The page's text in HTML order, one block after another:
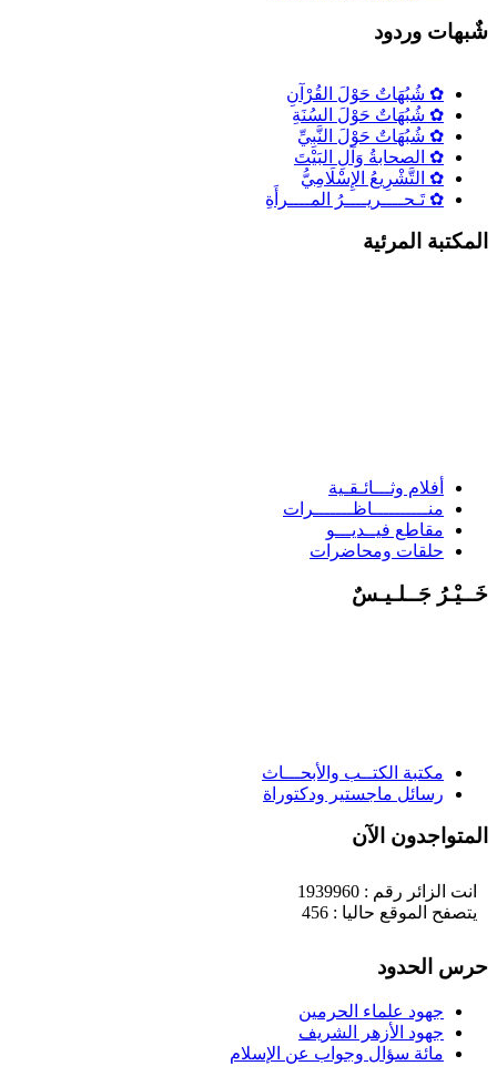
وردود
✿ شُبُهَاتٌ حَوْلَ القُرْآنِ
✿ شُبُهَاتٌ حَوْلَ السُنَةِ
✿ شُبُهَاتٌ حَوْلَ النَّبِيِّ
✿ الصحابةُ وَآلِ البَيْتَ
✿ التَّشْرِيعُ الإِسْلَامِيُّ
✿ تَـحــــريــــرُ المــــرأَةِ
المرئية
أفلام وثـــائـقـية
منــــــــــاظـــــــرات
مقاطع فيــديـــو
حلقات ومحاضرات
جَــلـيـسٌ
مكتبة الكتــب والأبحـــاث
رسائل ماجستير ودكتوراة
الآن
انت الزائر رقم : 1939960
يتصفح الموقع حاليا : 456
الحدود
جهود علماء الحرمين
جهود الأزهر الشريف
مائة سؤال وجواب عن الإسلام